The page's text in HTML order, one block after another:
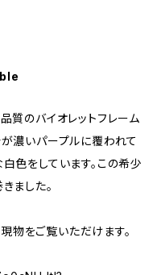
質のバイオレットフレーム
濃いパープルに覆われて
色をしています。この希少
ました。
物をご覧いただけます。